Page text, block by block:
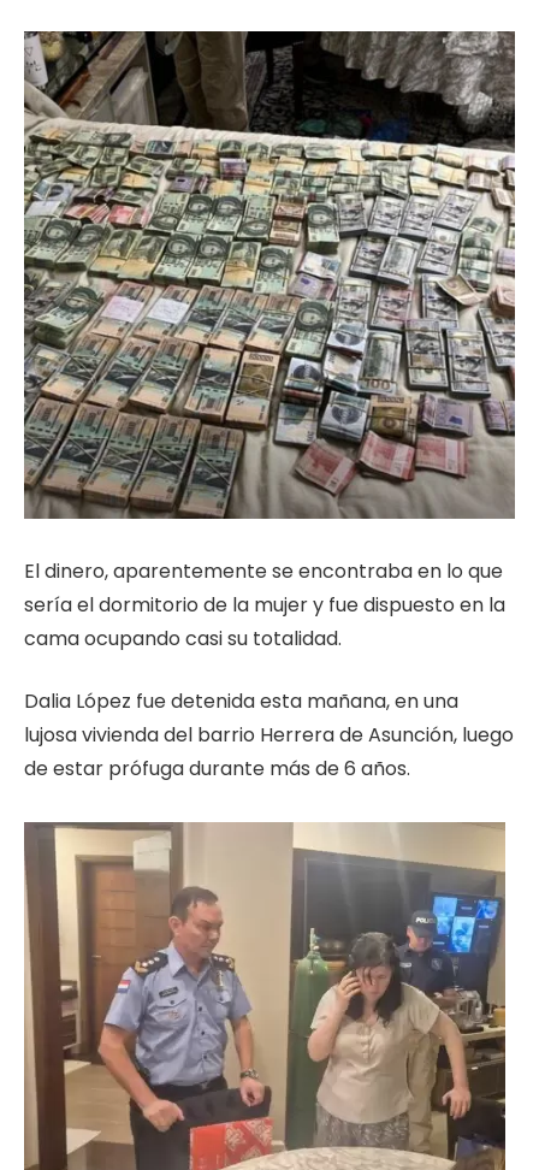
El dinero, aparentemente se encontraba en lo que
sería el dormitorio de la mujer y fue dispuesto en la
cama ocupando casi su totalidad.
Dalia López fue detenida esta mañana, en una
lujosa vivienda del barrio Herrera de Asunción, luego
de estar prófuga durante más de 6 años.